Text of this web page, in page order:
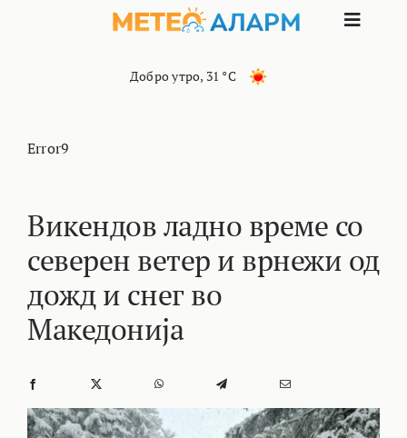
Toggle
КОНТАКТ
Добро утро, 31 °C
Error9
Викендов ладно време со
северен ветер и врнежи од
дожд и снег во
Македонија